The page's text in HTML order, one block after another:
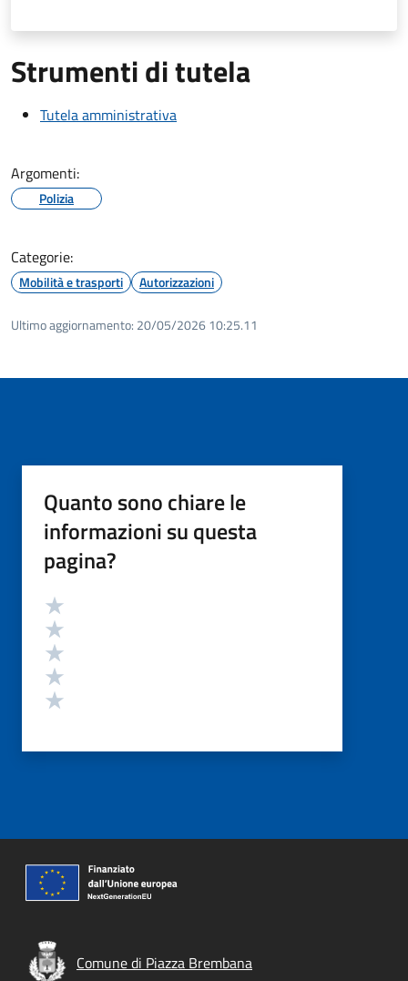
Strumenti di tutela
Tutela amministrativa
Argomenti:
Polizia
Categorie:
Mobilità e trasporti Autorizzazioni
Ultimo aggiornamento: 20/05/2026 10:25.11
Quanto sono chiare le
informazioni su questa
pagina?
Valutazione
Comune di Piazza Brembana